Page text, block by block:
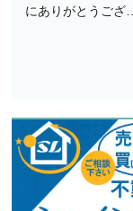
にありがとうござ…